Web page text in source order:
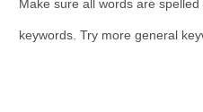
ΠΕΡΙΉΓΗΣΗ
Make sure all words are
keywords. Try more general